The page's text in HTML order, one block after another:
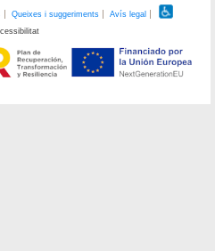
Queixes i suggeriments
Avís legal